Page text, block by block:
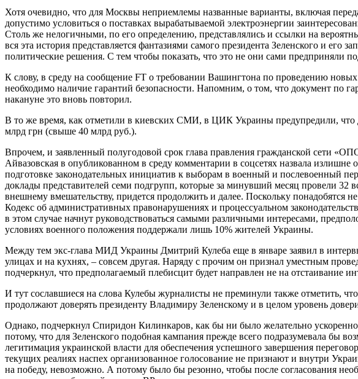
Хотя очевидно, что для Москвы неприемлемы названные варианты, включая
допустимо условиться о поставках вырабатываемой электроэнергии
Столь же нелогичными, по его определению, представлялись и ссылки на
вся эта история представляется фантазиями самого президента Зеленского и
политические решения. С тем чтобы показать, что это не они сами
К слову, в среду на сообщение FT о требовании Вашингтона по проведению
необходимо наличие гарантий безопасности. Напомним, о том, что документ по
накануне это вновь повторил.
В то же время, как отметили в киевских СМИ, в ЦИК Украины предупредили, что
млрд грн (свыше 40 млрд руб.).
Впрочем, и заявленный полугодовой срок глава правления гражданской сети
Айвазовская в опубликованном в среду комментарии в соцсетях назвала
подготовке законодательных инициатив к выборам в военный и послевоенный
доклады представителей семи подгрупп, которые за минувший месяц провели
внешнему вмешательству, придется продолжить и далее. Поскольку понадобятся
Кодекс об административных правонарушениях и процессуальном
в этом случае начнут руководствоваться самыми различными интересами,
условиях военного положения поддержали лишь 10% жителей Украины.
Между тем экс-глава МИД Украины Дмитрий Кулеба еще в январе заявил в
улицах и на кухнях, – совсем другая. Наряду с прочим он признал уместным
подчеркнул, что предполагаемый плебисцит будет направлен не на отстаивание
И тут сославшиеся на слова Кулебы журналисты не преминули также отметить,
продолжают доверять президенту Владимиру Зеленскому и в целом уровень
Однако, подчеркнул Спиридон Килинкаров, как бы ни было желательно
потому, что для Зеленского подобная кампания прежде всего подразумевала бы
легитимация украинской власти для обеспечения успешного завершения
текущих реалиях наспех организованное голосование не признают и внутри
на победу, невозможно. А потому было бы резонно, чтобы после согласования